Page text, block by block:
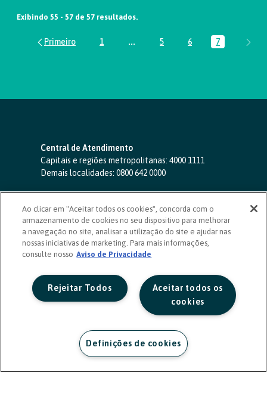
Exibindo 55 - 57 de 57 resultados.
Página
1 ...Páginas intermediárias Usar ABA
Página
5 Página
6 Página
7
Central de Atendimento
Capitais e regiões metropolitanas: 4000 1111
Demais localidades: 0800 642 0000
SAC 24 horas-0800 724 4420
Ouvidoria
0800 725 0996
(de segunda a sexta, das 8h às 20h)
ouvidoriasicoob.com.br
Deficientes auditivos ou de fala
Ao clicar em "Aceitar todos os cookies", concorda com o
armazenamento de cookies no seu dispositivo para melhorar
a navegação no site, analisar a utilização do site e ajudar nas
nossas iniciativas de marketing. Para mais informações,
consulte nosso Aviso de Privacidade
Aceitar todos os
cookies
Rejeitar Todos
Definições de cookies